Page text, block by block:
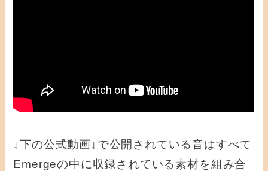
↓下の公式動画↓で公開されている音はすべて
Emergeの中に収録されている素材を組み合